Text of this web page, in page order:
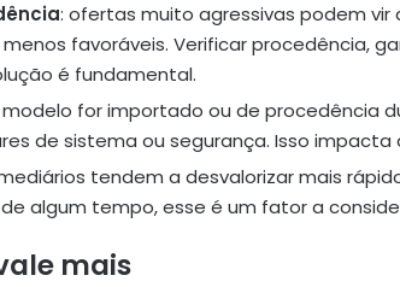
: ofertas muito agressivas podem vir
favoráveis. Verificar procedência,
é fundamental.
modelo for importado ou de procedência
de sistema ou segurança. Isso impacta
tendem a desvalorizar mais
algum tempo, esse é um fator a
mais